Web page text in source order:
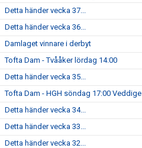
Detta händer vecka 37...
Detta händer vecka 36...
Damlaget vinnare i derbyt
Tofta Dam - Tvååker lördag 14:00
Detta händer vecka 35...
Tofta Dam - HGH söndag 17:00 Veddige
Detta händer vecka 34...
Detta händer vecka 33...
Detta händer vecka 32...